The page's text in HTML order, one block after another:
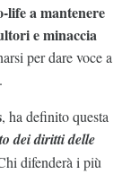
life a mantenere
e minaccia
per dare voce a
, ha definito questa
dei diritti delle
difenderà i più